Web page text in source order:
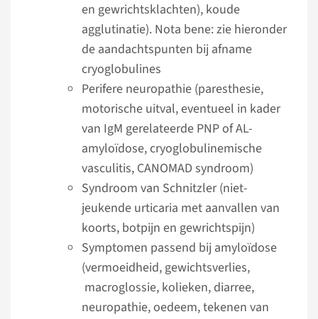
en gewrichts­klachten), koude
agglutinatie). Nota bene: zie hieronder
de aandachts­punten bij afname
cryoglobulines
Perifere neuropathie (paresthesie,
motorische uitval, eventueel in kader
van IgM gerelateerde PNP of AL-
amyloïdose, cryo­globu­li­nemi­sche
vasculitis, CANOMAD syndroom)
Syndroom van Schnitzler (niet-
jeukende urticaria met aanvallen van
koorts, botpijn en gewrichtspijn)
Symptomen passend bij amyloïdose
(vermoeidheid, gewichtsverlies,
macro­glossie, kolieken, diarree,
neuropathie, oedeem, tekenen van